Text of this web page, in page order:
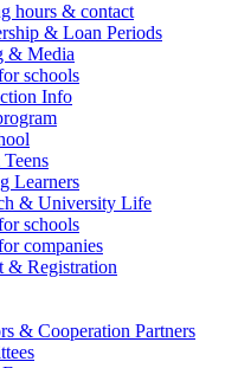
hours & contact
& Loan Periods
& Media
schools
Info
Learners
& University Life
schools
companies
& Registration
& Cooperation Partners